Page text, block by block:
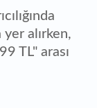
alırken,
TL" arası